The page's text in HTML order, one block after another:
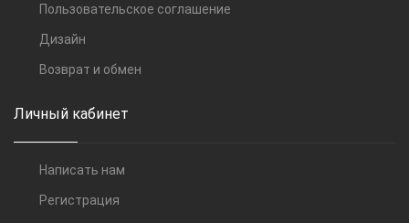
Пользовательское соглашение
Дизайн
Возврат и обмен
Личный кабинет
Написать нам
Регистрация